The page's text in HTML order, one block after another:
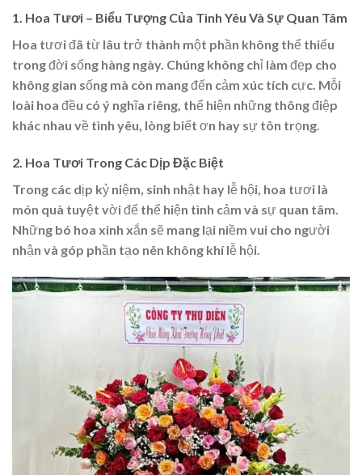
1. Hoa Tươi – Biểu Tượng Của Tình Yêu Và Sự Quan Tâm
Hoa tươi đã từ lâu trở thành một phần không thể thiếu
trong đời sống hàng ngày. Chúng không chỉ làm đẹp cho
không gian sống mà còn mang đến cảm xúc tích cực. Mỗi
loài hoa đều có ý nghĩa riêng, thể hiện những thông điệp
khác nhau về tình yêu, lòng biết ơn hay sự tôn trọng.
2. Hoa Tươi Trong Các Dịp Đặc Biệt
Trong các dịp kỷ niệm, sinh nhật hay lễ hội, hoa tươi là
món quà tuyệt vời để thể hiện tình cảm và sự quan tâm.
Những bó hoa xinh xắn sẽ mang lại niềm vui cho người
nhận và góp phần tạo nên không khí lễ hội.